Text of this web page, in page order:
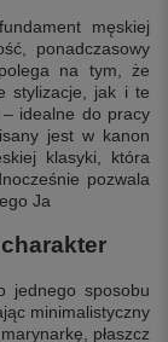
męskiej
ponadczasowy
na tym, że
stylizacje, jak i te
idealne do pracy
jest w kanon
klasyki, która
pozwala
Ja
jednego sposobu
minimalistyczny
płaszcz